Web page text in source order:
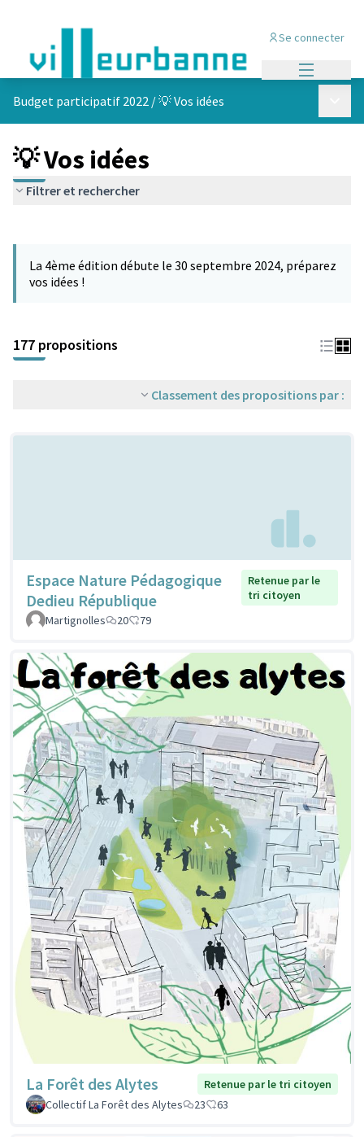
Se connecter
Budget participatif 2022 /💡 Vos idées
💡 Vos idées
Filtrer et rechercher
−
La 4ème édition débute le 30 septembre 2024, préparez
vos idées !
177 propositions
Classement des propositions par :
Espace Nature Pédagogique
Dedieu République
Retenue par le
tri citoyen
Martignolles
20 79
La Forêt des Alytes
Retenue par le tri citoyen
Collectif La Forêt des Alytes
23 63